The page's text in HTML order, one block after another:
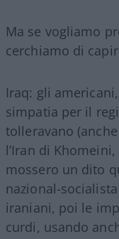
Ma se vogliamo
cerchiamo di
Iraq: gli
simpatia per il
tolleravano
l’Iran di
mossero un dito
nazional-
iraniani, poi le
curdi, usando